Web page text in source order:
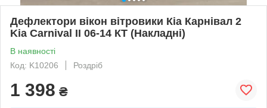
Дефлектори вікон вітровики Кіа Карнівал 2
Kia Carnival II 06-14 КТ (Накладні)
В наявності
Код: K10206
Роздріб
1 398 ₴